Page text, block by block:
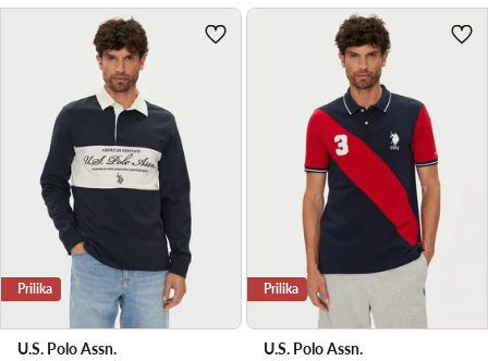
Prilika
U.S. Polo Assn.
Prilika
U.S. Polo Assn.